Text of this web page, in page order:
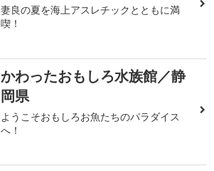
妻良の夏を海上アスレチックとともに満
喫！
かわったおもしろ水族館／静
岡県
ようこそおもしろお魚たちのパラダイス
へ！